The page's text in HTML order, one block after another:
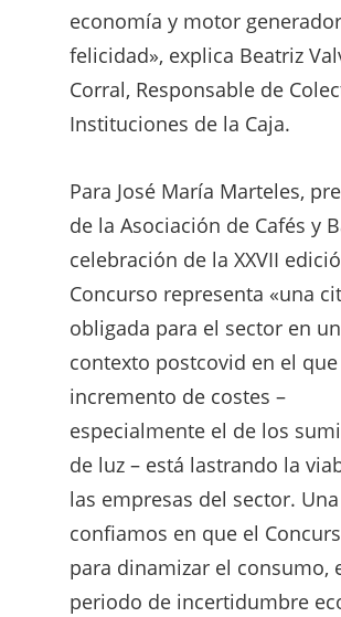
economía y motor
felicidad», explica Beatriz
Corral, Responsable de
Instituciones de la Caja.
Para José María Marteles,
de la Asociación de Cafés y
celebración de la XXVII
Concurso representa «una
obligada para el sector en un
contexto postcovid en el que
incremento de costes –
especialmente el de los
de luz – está lastrando la
las empresas del sector.
confiamos en que el
para dinamizar el consumo,
periodo de incertidumbre